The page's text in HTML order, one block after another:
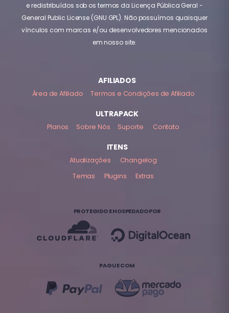
e redistribuídos sob os termos da Licença Pública Geral -
General Public License (GNU GPL). Não possuímos quaisquer
vínculos com marcas e/ou desenvolvedores mencionados
em nosso site.
AFILIADOS
Área de Afiliado Termos e Condições de Afiliado
ULTRAPACK
Planos Sobre Nós Suporte Contato
ITENS
Atualizações
Changelog
Temas
Plugins Extras
PROTEGIDO E HOSPEDADO POR
PAGUE COM